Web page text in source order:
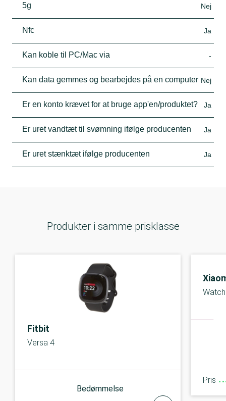
5g Nej
Nfc Ja
Kan koble til PC/Mac via -
Kan data gemmes og bearbejdes på en computer Nej
Er en konto krævet for at bruge app'en/produktet? Ja
Er uret vandtæt til svømning ifølge producenten Ja
Er uret stænktæt ifølge producenten Ja
Produkter i samme prisklasse
Fitbit
Versa 4
Bedømmelse
Pris